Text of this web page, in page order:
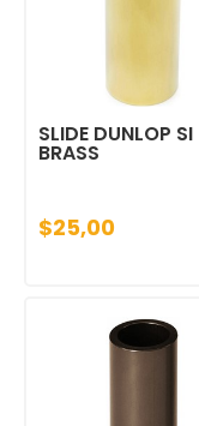
SLIDE DUNLOP SI
BRASS
$25,00